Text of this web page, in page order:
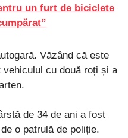
un furt de biciclete
Văzând că este
vehiculul cu două roți și a
de 34 de ani a fost
o patrulă de poliție.